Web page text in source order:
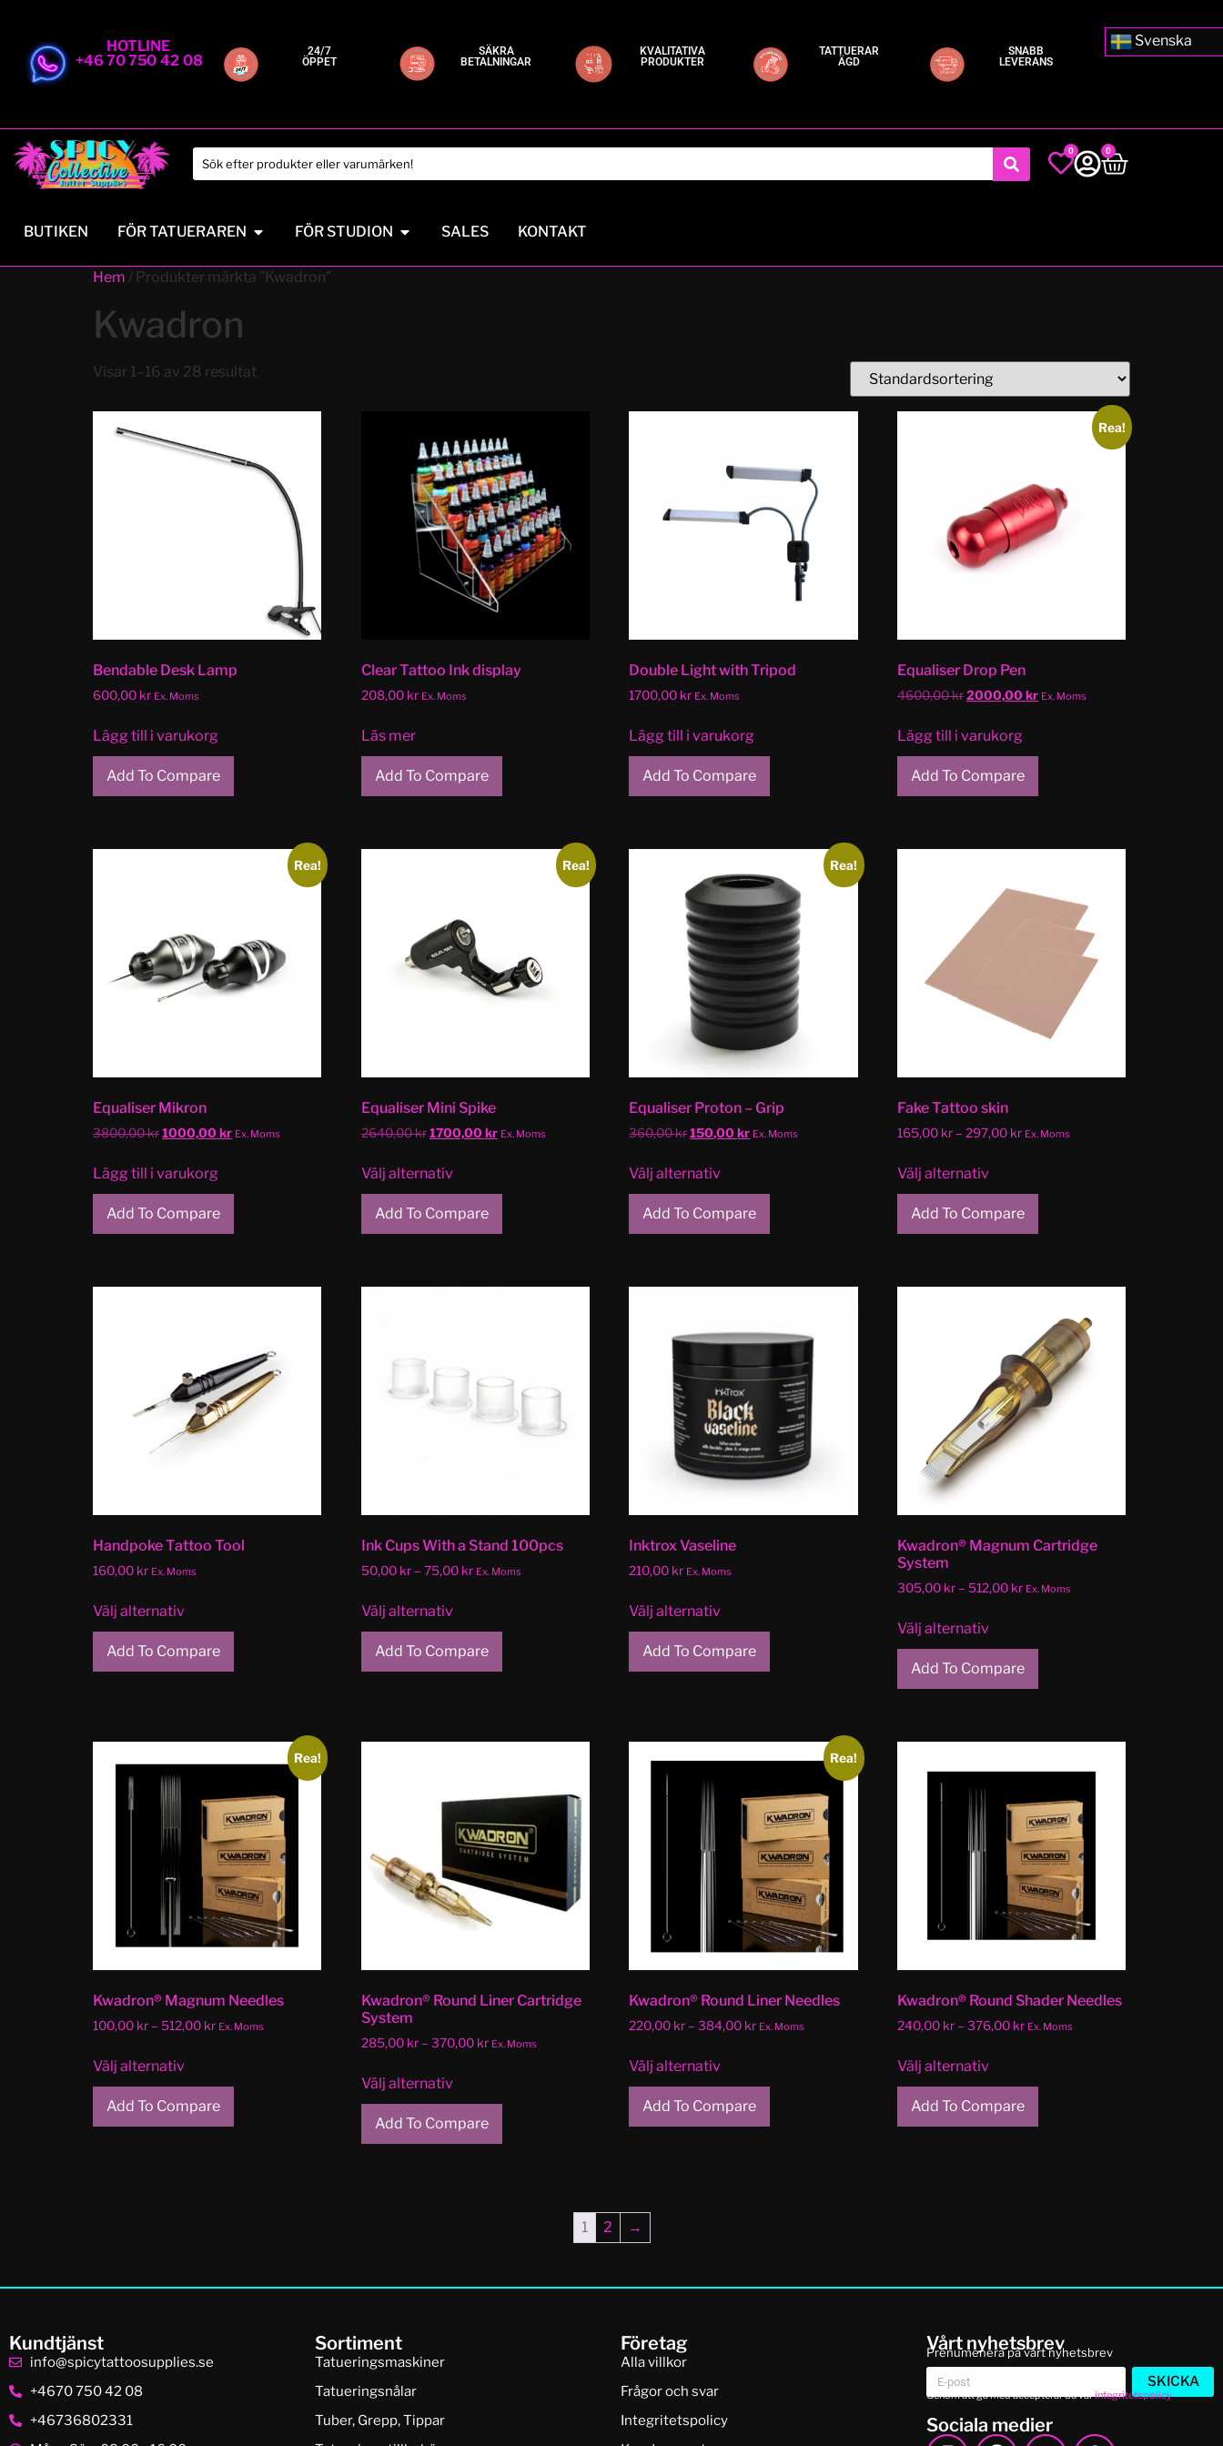
HOTLINE
+46 70 750 42 08
24/7
ÖPPET
SÄKRA
BETALNINGAR
KVALITATIVA
PRODUKTER
TATTUERAR
ÄGD
SNABB
LEVERANS
Svenska
0 0
BUTIKEN FÖR TATUERAREN FÖR STUDION SALES KONTAKT
Hem / Produkter märkta ”Kwadron”
Kwadron
Visar 1–16 av 28 resultat
Bendable Desk Lamp
600,00 kr Ex. Moms
Lägg till i varukorg
Add To Compare
Clear Tattoo Ink display
208,00 kr Ex. Moms
Läs mer
Add To Compare
Double Light with Tripod
1700,00 kr Ex. Moms
Lägg till i varukorg
Add To Compare
Rea!
Equaliser Drop Pen
4600,00kr2000,00kr Ex. Moms
Lägg till i varukorg
Add To Compare
Rea!
Equaliser Mikron
3800,00kr1000,00 kr Ex. Moms
Lägg till i varukorg
Add To Compare
Rea!
Equaliser Mini Spike
2640,00kr 1700,00 kr Ex. Moms
Välj alternativ
Add To Compare
Rea!
Equaliser Proton – Grip
360,00kr150,00kr Ex. Moms
Välj alternativ
Add To Compare
Fake Tattoo skin
165,00 kr– 297,00 kr Ex. Moms
Välj alternativ
Add To Compare
Handpoke Tattoo Tool
160,00 kr Ex. Moms
Välj alternativ
Add To Compare
Ink Cups With a Stand 100pcs
50,00 kr – 75,00 kr Ex. Moms
Välj alternativ
Add To Compare
Inktrox Vaseline
210,00 kr Ex. Moms
Välj alternativ
Add To Compare
Kwadron® Magnum Cartridge
System
305,00 kr– 512,00 kr Ex. Moms
Välj alternativ
Add To Compare
Rea!
Kwadron® Magnum Needles
100,00 kr– 512,00 kr Ex. Moms
Välj alternativ
Add To Compare
Kwadron® Round Liner Cartridge
System
285,00 kr – 370,00 kr Ex. Moms
Välj alternativ
Add To Compare
Rea!
Kwadron® Round Liner Needles
220,00 kr – 384,00 kr Ex. Moms
Välj alternativ
Add To Compare
Kwadron® Round Shader Needles
240,00 kr– 376,00 kr Ex. Moms
Välj alternativ
Add To Compare
1 2 →
Kundtjänst
info@spicytattoosupplies.se
+4670 750 42 08
+46736802331
Sortiment
Tatueringsmaskiner
Tatueringsnålar
Tuber, Grepp, Tippar
Företag
Alla villkor
Frågor och svar
Integritetspolicy
Vårt nyhetsbrev
Prenumenera på vårt nyhetsbrev
SKICKA
Genom att gå med accepterar du vårintegritetspolicy
Sociala medier